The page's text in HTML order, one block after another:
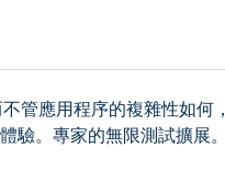
管應用程序的複雜性如何，
驗。專家的無限測試擴展。